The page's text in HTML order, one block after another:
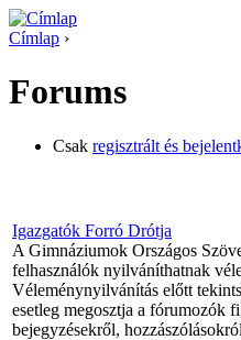
Címlap ›
Forums
Csak regisztrált és
Igazgatók Forró Drótja
A Gimnáziumok Országos
felhasználók nyilváníthatnak
Véleménynyilvánítás előtt
esetleg megosztja a fórumozók
bejegyzésekről,